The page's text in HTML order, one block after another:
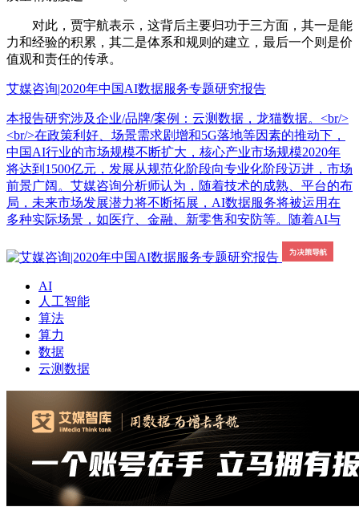
对此，贾宇航表示，这背后主要归功于三方面，其一是能
力和经验的积累，其二是体系和规则的建立，最后一个则是价
值观和责任的传承。
艾媒咨询|2020年中国AI数据服务专题研究报告
本报告研究涉及企业/品牌/案例：云测数据，龙猫数据。<br/>
<br/>在政策利好、场景需求剧增和5G落地等因素的推动下，
中国AI行业的市场规模不断扩大，核心产业市场规模2020年
将达到1500亿元，发展从规范化阶段向专业化阶段迈进，市场
前景广阔。艾媒咨询分析师认为，随着技术的成熟、平台的布
局，未来市场发展潜力将不断拓展，AI数据服务将被运用在
多种实际场景，如医疗、金融、新零售和安防等。随着AI与
AI
人工智能
算法
算力
数据
云测数据